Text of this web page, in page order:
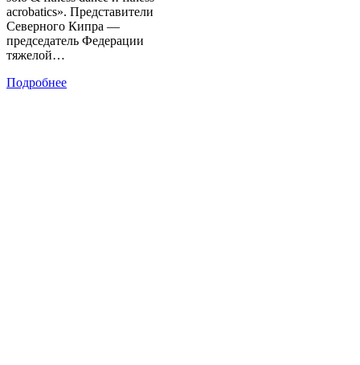
acrobatics». Представители
Северного Кипра —
председатель Федерации
тяжелой…
Подробнее